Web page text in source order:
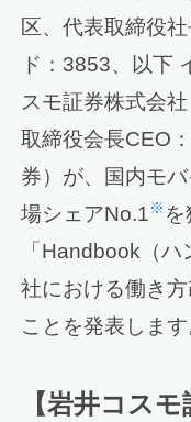
区、代表取締役
ド：3853、以下
スモ証券株式会
取締役会長CEO
券）が、国内モ
場シェアNo.1※
「Handbook（
社における働き
ことを発表します
【岩井コス